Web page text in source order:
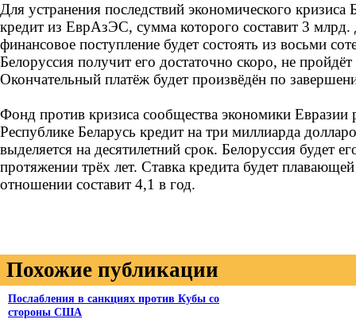
Для устранения последствий экономического кризиса
кредит из ЕврАзЭС, сумма которого составит 3 млрд.
финансовое поступление будет состоять из восьми
Белоруссия получит его достаточно скоро, не
Окончательный платёж будет произвёдён по
Фонд против кризиса сообщества экономики Евразии
Республике Беларусь кредит на три миллиарда
выделяется на десятилетний срок. Белоруссия будет
протяжении трёх лет. Ставка кредита будет
отношении составит 4,1 в год.
Похожие публикации
Послабления в санкциях против Кубы со
стороны США